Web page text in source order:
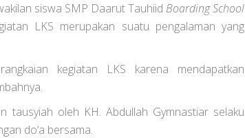
siswa SMP Daarut Tauhiid Boarding School
LKS merupakan suatu pengalaman yang
kegiatan LKS karena mendapatkan
tausyiah oleh KH. Abdullah Gymnastiar selaku
do’a bersama.